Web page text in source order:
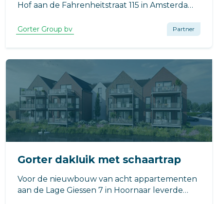
Hof aan de Fahrenheitstraat 115 in Amsterdam,
door Heilijgers in opdracht van Stichting
Woonzorg Nederland, speelt het Gorter
RHT7014 dakluik een essentiële rol.
Gorter Group bv Partner
Gorter dakluik met schaartrap
Voor de nieuwbouw van acht appartementen
aan de Lage Giessen 7 in Hoornaar leverde